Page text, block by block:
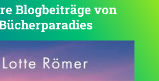
Blogbeiträge von